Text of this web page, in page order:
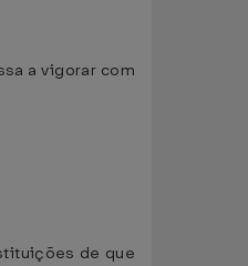
a vigorar com
de que